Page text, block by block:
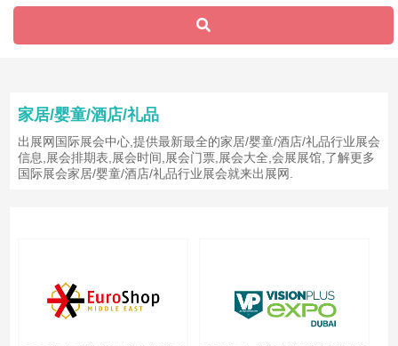
家居/婴童/酒店/礼品
出展网国际展会中心,提供最新最全的家居/婴童/酒店/礼品行业展会
信息,展会排期表,展会时间,展会门票,展会大全,会展展馆,了解更多
国际展会家居/婴童/酒店/礼品行业展会就来出展网.